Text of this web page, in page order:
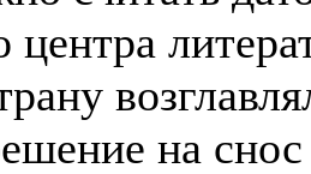
центра
на